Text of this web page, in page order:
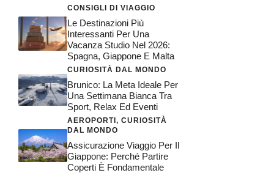
CONSIGLI DI VIAGGIO
Le Destinazioni Più
Interessanti Per Una
Vacanza Studio Nel 2026:
Spagna, Giappone E Malta
CURIOSITÀ DAL MONDO
Brunico: La Meta Ideale Per
Una Settimana Bianca Tra
Sport, Relax Ed Eventi
AEROPORTI, CURIOSITÀ
DAL MONDO
Assicurazione Viaggio Per Il
Giappone: Perché Partire
Coperti È Fondamentale